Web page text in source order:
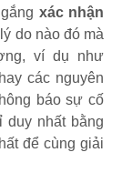
xác nhận
do nào đó mà
ví dụ như
các nguyên
báo sự cố
duy nhất bằng
để cùng giải